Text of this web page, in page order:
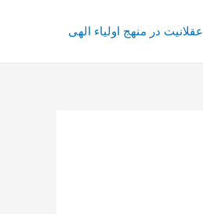
عقلانیت در منهج اولیاء الهی